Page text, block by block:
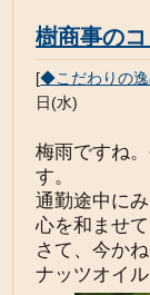
樹商事の
[◆こだわりの逸
日(水)
梅雨ですね
す。
通勤途中に
心を和ませて
さて、今か
ナッツオイル